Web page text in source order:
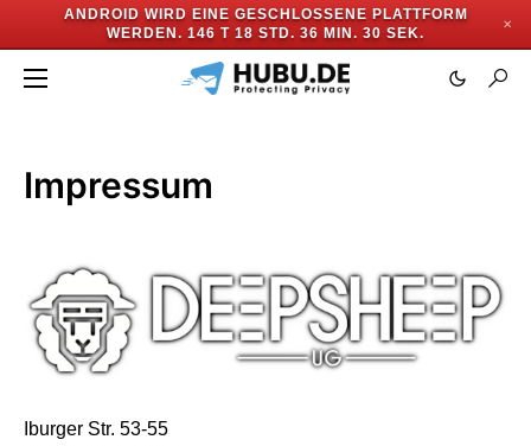
ANDROID WIRD EINE GESCHLOSSENE PLATTFORM
WERDEN. 146 T 18 STD. 36 MIN. 30 SEK.
✕
Impressum
Iburger Str. 53-55